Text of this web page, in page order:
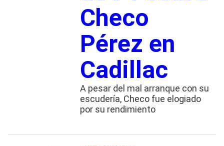
Checo
Pérez en
Cadillac
A pesar del mal arranque con su
escudería, Checo fue elogiado
por su rendimiento